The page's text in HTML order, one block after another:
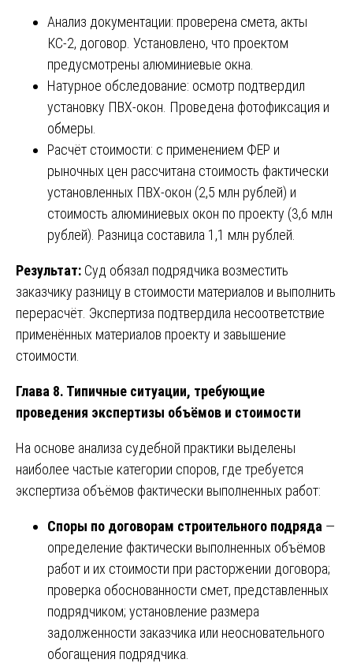
Анализ документации: проверена смета, акты
КС-2, договор. Установлено, что проектом
предусмотрены алюминиевые окна.
Натурное обследование: осмотр подтвердил
установку ПВХ-окон. Проведена фотофиксация и
обмеры.
Расчёт стоимости: с применением ФЕР и
рыночных цен рассчитана стоимость фактически
установленных ПВХ-окон (2,5 млн рублей) и
стоимость алюминиевых окон по проекту (3,6 млн
рублей). Разница составила 1,1 млн рублей.
Результат: Суд обязал подрядчика возместить
заказчику разницу в стоимости материалов и выполнить
перерасчёт. Экспертиза подтвердила несоответствие
применённых материалов проекту и завышение
стоимости.
Глава 8. Типичные ситуации, требующие
проведения экспертизы объёмов и стоимости
На основе анализа судебной практики выделены
наиболее частые категории споров, где требуется
экспертиза объёмов фактически выполненных работ:
Споры по договорам строительного подряда —
определение фактически выполненных объёмов
работ и их стоимости при расторжении договора;
проверка обоснованности смет, представленных
подрядчиком; установление размера
задолженности заказчика или неосновательного
обогащения подрядчика.